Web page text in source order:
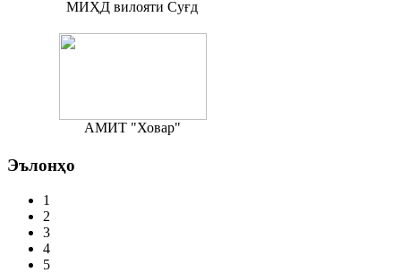
МИҲД вилояти Суғд
АМИТ "Ховар"
Эълонҳо
1
2
3
4
5